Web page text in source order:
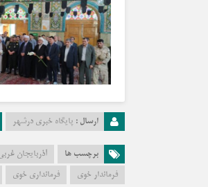
ارسال : پایگاه خبری درشهر
برچسب ها آذربایجان
فرماندار خوی فرمانداری خوی